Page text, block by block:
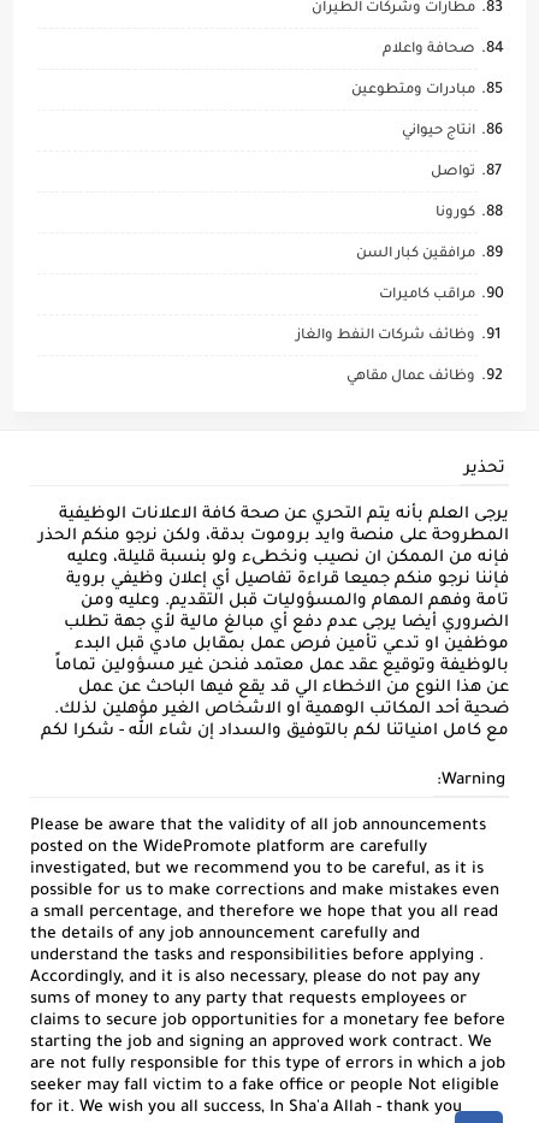
مطارات وشركات الطيران
صحافة واعلام
مبادرات ومتطوعين
انتاج حيواني
تواصل
كورونا
مرافقين كبار السن
مراقب كاميرات
وظائف شركات النفط والغاز
وظائف عمال مقاهي
تحذير
يرجى العلم بأنه يتم التحري عن صحة كافة الاعلانات الوظيفية
المطروحة على منصة وايد بروموت بدقة، ولكن نرجو منكم الحذر
فإنه من الممكن ان نصيب ونخطىء ولو بنسبة قليلة، وعليه
فإننا نرجو منكم جميعا قراءة تفاصيل أي إعلان وظيفي بروية
تامة وفهم المهام والمسؤوليات قبل التقديم. وعليه ومن
الضروري أيضا يرجى عدم دفع أي مبالغ مالية لأي جهة تطلب
موظفين او تدعي تأمين فرص عمل بمقابل مادي قبل البدء
بالوظيفة وتوقيع عقد عمل معتمد فنحن غير مسؤولين تماماً
عن هذا النوع من الاخطاء الي قد يقع فيها الباحث عن عمل
ضحية أحد المكاتب الوهمية او الاشخاص الغير مؤهلين لذلك.
مع كامل امنياتنا لكم بالتوفيق والسداد إن شاء الله - شكرا لكم
Warning:
Please be aware that the validity of all job announcements
posted on the WidePromote platform are carefully
investigated, but we recommend you to be careful, as it is
possible for us to make corrections and make mistakes even
a small percentage, and therefore we hope that you all read
the details of any job announcement carefully and
understand the tasks and responsibilities before applying .
Accordingly, and it is also necessary, please do not pay any
sums of money to any party that requests employees or
claims to secure job opportunities for a monetary fee before
starting the job and signing an approved work contract. We
are not fully responsible for this type of errors in which a job
seeker may fall victim to a fake office or people Not eligible
for it. We wish you all success, In Sha'a Allah - thank you